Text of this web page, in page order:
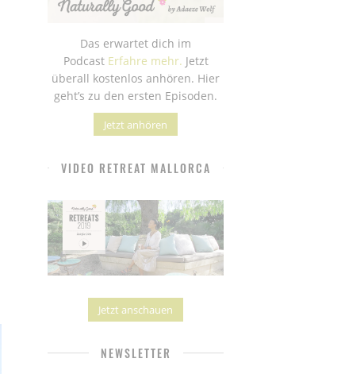
Das erwartet dich im
Podcast Erfahre mehr. Jetzt
überall kostenlos anhören. Hier
geht’s zu den ersten Episoden.
Jetzt anhören
VIDEO RETREAT MALLORCA
Jetzt anschauen
NEWSLETTER